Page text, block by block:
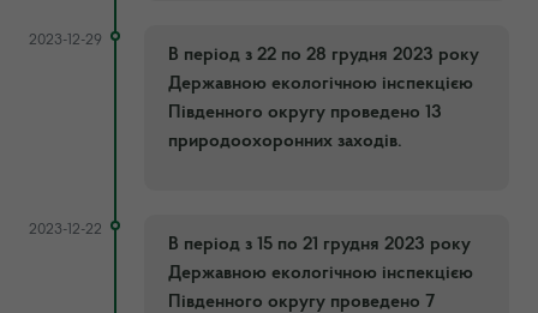
2023-12-29
В період з 22 по 28 грудня 2023 року
Державною екологічною інспекцією
Південного округу проведено 13
природоохоронних заходів.
2023-12-22
В період з 15 по 21 грудня 2023 року
Державною екологічною інспекцією
Південного округу проведено 7